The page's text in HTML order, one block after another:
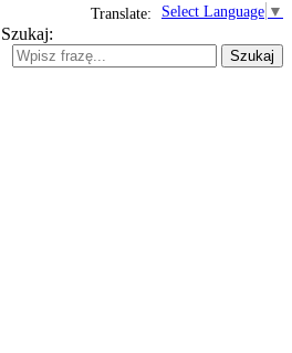
Select Language ▼
Translate:
Szukaj:
Szukaj